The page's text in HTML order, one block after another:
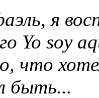
я
Yo soy
что
быть...